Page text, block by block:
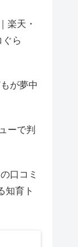
楽天・
ら
が夢中
ーで判
口コミ
知育ト